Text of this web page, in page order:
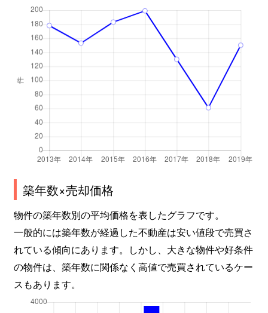
築年数×売却価格
物件の築年数別の平均価格を表したグラフです。
一般的には築年数が経過した不動産は安い値段で売買さ
れている傾向にあります。しかし、大きな物件や好条件
の物件は、築年数に関係なく高値で売買されているケー
スもあります。